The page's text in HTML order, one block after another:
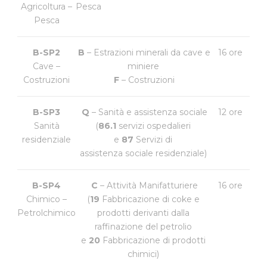
Agricoltura –
Pesca
Pesca
B-SP2
Cave –
Costruzioni
B – Estrazioni minerali da cave e
miniere
F – Costruzioni
16 ore
B-SP3
Sanità
residenziale
Q – Sanità e assistenza sociale
(86.1 servizi ospedalieri
e 87 Servizi di
assistenza sociale residenziale)
12 ore
B-SP4
Chimico –
Petrolchimico
C – Attività Manifatturiere
(19 Fabbricazione di coke e
prodotti derivanti dalla
raffinazione del petrolio
e 20 Fabbricazione di prodotti
chimici)
16 ore